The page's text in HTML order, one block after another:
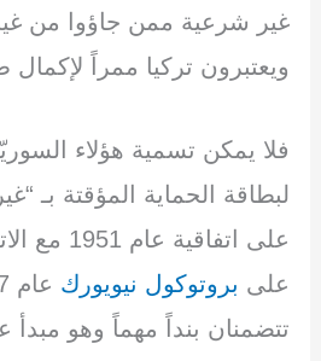
غير شرعية ممن جاؤوا من
ويعتبرون تركيا ممراً لإكمال
فلا يمكن تسمية هؤلاء
لبطاقة الحماية المؤقتة بـ
على
على بروتوكول نيويورك
تتضمنان بنداً مهماً وهو مبدأ